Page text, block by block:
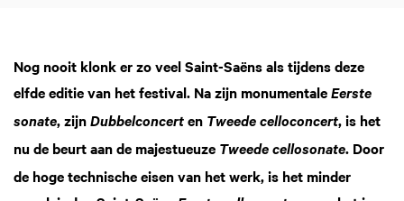
Nog nooit klonk er zo veel Saint-Saëns als tijdens deze
elfde editie van het festival. Na zijn monumentale Eerste
sonate, zijn Dubbelconcert en Tweede celloconcert, is het
nu de beurt aan de majestueuze Tweede cellosonate. Door
de hoge technische eisen van het werk, is het minder
Inzoomen